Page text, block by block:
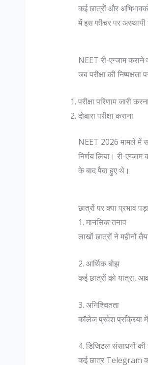
कई छात्रों और
में इस फीचर पर अस्थायी
NEET री-एग्जाम
जब परीक्षा की
परीक्षा परिणाम जारी
दोबारा परीक्षा कराना
NEET 2026 मामले में
निर्णय लिया। री-
के बाद पैदा हुए थे।
छात्रों पर क्या प्रभाव
1. मानसिक तनाव
लाखों छात्रों ने महीनों
2. आर्थिक बोझ
कई छात्रों को यात्रा,
3. अनिश्चितता
कॉलेज प्रवेश प्रक्रिया
4. डिजिटल संसाधनों की
कई छात्र Telegram